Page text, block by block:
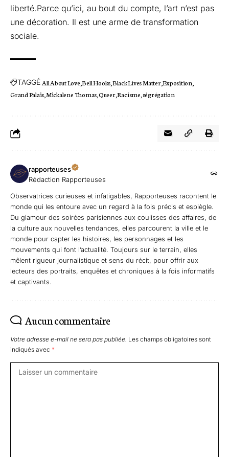
liberté.Parce qu’ici, au bout du compte, l’art n’est pas
une décoration. Il est une arme de transformation
sociale.
TAGGÉ All About Love Bell Hooks Black Lives Matter Exposition
Grand Palais Mickalene Thomas Queer Racisme ségrégation
rapporteuses
Rédaction Rapporteuses
Observatrices curieuses et infatigables, Rapporteuses racontent le
monde qui les entoure avec un regard à la fois précis et espiègle.
Du glamour des soirées parisiennes aux coulisses des affaires, de
la culture aux nouvelles tendances, elles parcourent la ville et le
monde pour capter les histoires, les personnages et les
mouvements qui font l’actualité. Toujours sur le terrain, elles
mêlent rigueur journalistique et sens du récit, pour offrir aux
lecteurs des portraits, enquêtes et chroniques à la fois informatifs
et captivants.
Aucun commentaire
Votre adresse e-mail ne sera pas publiée. Les champs obligatoires sont
indiqués avec *